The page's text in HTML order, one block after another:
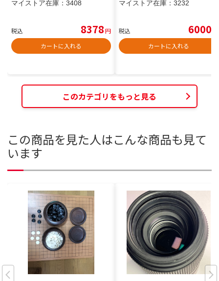
マイストア在庫： 3408
税込 8378円
カートに入れる
マイストア在庫： 3232
税込 6000
カートに入れる
このカテゴリをもっと見る
この商品を見た人はこんな商品も見て
います